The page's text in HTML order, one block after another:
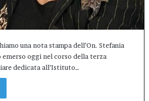
una nota stampa dell’On. Stefania
emerso oggi nel corso della terza
dedicata all’Istituto…